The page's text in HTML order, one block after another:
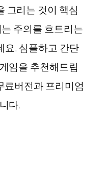
그리는 것이 핵심
주의를 흐트리는
요. 심플하고 간단
임을 추천해드립
료버전과 프리미엄
다.